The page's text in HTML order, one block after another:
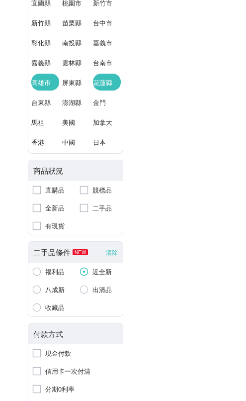
宜蘭縣 桃園市 新竹市
新竹縣 苗栗縣 台中市
彰化縣 南投縣 嘉義市
嘉義縣 雲林縣 台南市
高雄市 屏東縣 花蓮縣
台東縣 澎湖縣 金門
馬祖 美國 加拿大
香港 中國 日本
商品狀況
直購品
競標品
全新品
二手品
有現貨
二手品條件 NEW 清除
福利品
近全新
八成新
出清品
收藏品
付款方式
現金付款
信用卡一次付清
分期0利率